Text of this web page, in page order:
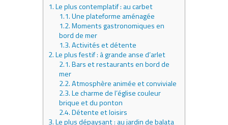
1.Le plus contemplatif : au carbet
1.1.Une plateforme aménagée
1.2.Moments gastronomiques en
bord de mer
1.3.Activités et détente
2.Le plus festif : à grande anse d’arlet
2.1.Bars et restaurants en bord de
mer
2.2.Atmosphère animée et conviviale
2.3.Le charme de l’église couleur
brique et du ponton
2.4.Détente et loisirs
3.Le plus dépaysant : au jardin de balata